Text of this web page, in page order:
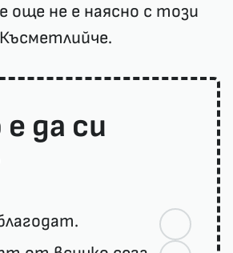
още не е наясно с този
да си